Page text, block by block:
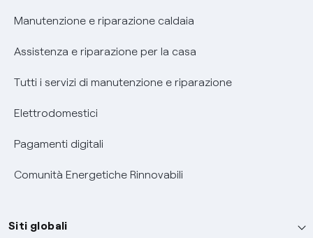
Informativa RAEE
Manutenzione e riparazione caldaia
Assistenza e riparazione per la casa
Tutti i servizi di manutenzione e riparazione
Elettrodomestici
Pagamenti digitali
Comunità Energetiche Rinnovabili
Siti globali